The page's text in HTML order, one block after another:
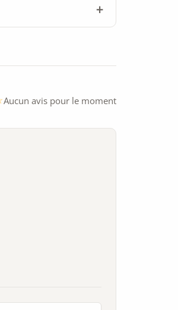
Aucun avis pour le moment